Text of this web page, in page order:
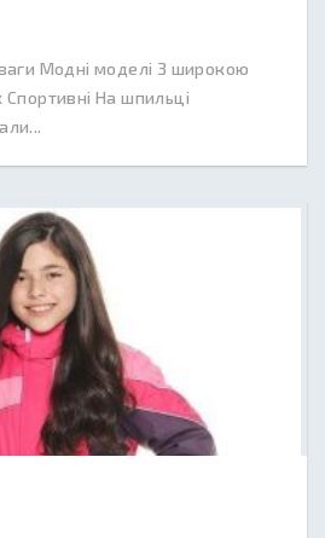
Модні моделі З широкою
На шпильці